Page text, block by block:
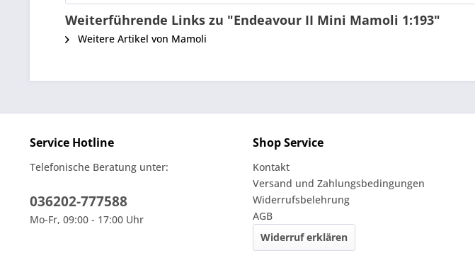
Weiterführende Links zu "Endeavour II Mini Mamoli 1:193"
Weitere Artikel von Mamoli
Service Hotline
Telefonische Beratung unter:
036202-777588
Mo-Fr, 09:00 - 17:00 Uhr
Shop Service
Kontakt
Versand und Zahlungsbedingungen
Widerrufsbelehrung
AGB
Widerruf erklären